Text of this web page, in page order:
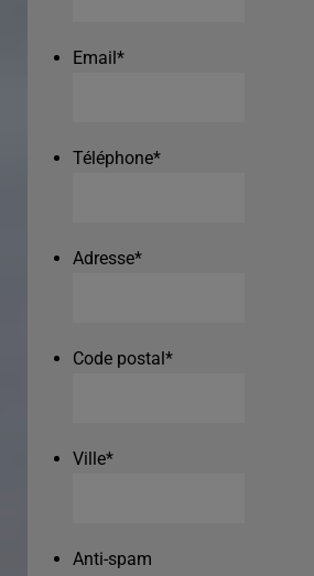
Email*
Téléphone*
Adresse*
Code postal*
Ville*
Anti-spam